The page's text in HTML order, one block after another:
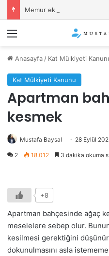
Memur ek iş yapabilir mi?
Menü
Anasayfa / Kat Mülkiyeti
Kat Mülkiyeti Kanunu
Apartman
kesmek
Mustafa Baysal 28 Eylül
2 18.012 3 dakika okuma
+8
Apartman bahçesinde ağaç
meselelere sebep olur.
kesilmesi gerektiğini
dokunulmasını asla